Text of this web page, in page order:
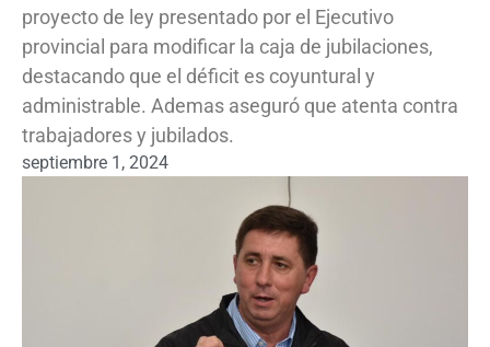
proyecto de ley presentado por el Ejecutivo
provincial para modificar la caja de jubilaciones,
destacando que el déficit es coyuntural y
administrable. Ademas aseguró que atenta contra
trabajadores y jubilados.
septiembre 1, 2024